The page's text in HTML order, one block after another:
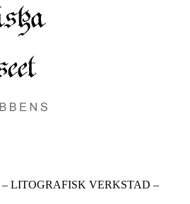
LITOGRAFISK VERKSTAD –